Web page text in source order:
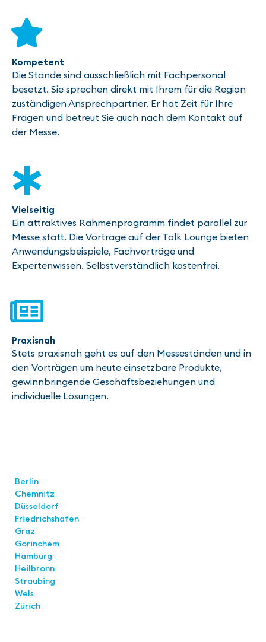
Kompetent
Die Stände sind ausschließlich mit Fachpersonal
besetzt. Sie sprechen direkt mit Ihrem für die Region
zuständigen Ansprechpartner. Er hat Zeit für Ihre
Fragen und betreut Sie auch nach dem Kontakt auf
der Messe.
Vielseitig
Ein attraktives Rahmenprogramm findet parallel zur
Messe statt. Die Vorträge auf der Talk Lounge bieten
Anwendungsbeispiele, Fachvorträge und
Expertenwissen. Selbstverständlich kostenfrei.
Praxisnah
Stets praxisnah geht es auf den Messeständen und in
den Vorträgen um heute einsetzbare Produkte,
gewinnbringende Geschäftsbeziehungen und
individuelle Lösungen.
Berlin
Chemnitz
Düsseldorf
Friedrichshafen
Graz
Gorinchem
Hamburg
Heilbronn
Straubing
Wels
Zürich